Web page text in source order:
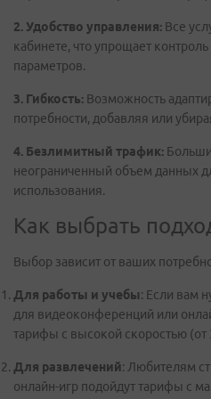
2. Удобство управления: Все
кабинете, что упрощает
параметров.
3. Гибкость: Возможность
потребности, добавляя или
4. Безлимитный трафик:
неограниченный объем данных
использования.
Как выбрать
Выбор зависит от ваших
Для работы и учебы: Если вам
для видеоконференций или
тарифы с высокой скоростью (от
Для развлечений: Любителям
онлайн-игр подойдут тарифы с